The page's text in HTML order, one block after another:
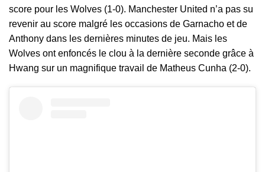
score pour les Wolves (1-0). Manchester United n’a pas su
revenir au score malgré les occasions de Garnacho et de
Anthony dans les dernières minutes de jeu. Mais les
Wolves ont enfoncés le clou à la dernière seconde grâce à
Hwang sur un magnifique travail de Matheus Cunha (2-0).